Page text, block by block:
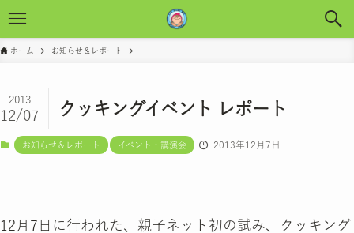
ホーム お知らせ＆レポート
クッキングイベント レポート
2013
12/07
お知らせ＆レポート イベント・講演会 2013年12月7日
12月7日に行われた、親子ネット初の試み、クッキング